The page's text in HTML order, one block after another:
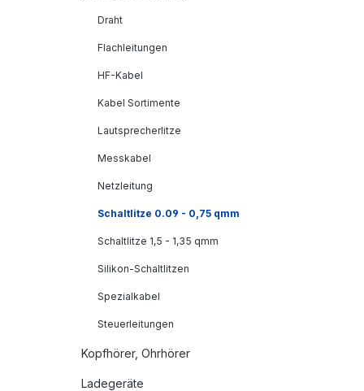
Draht
Flachleitungen
HF-Kabel
Kabel Sortimente
Lautsprecherlitze
Messkabel
Netzleitung
Schaltlitze 0.09 - 0,75 qmm
Schaltlitze 1,5 - 1,35 qmm
Silikon-Schaltlitzen
Spezialkabel
Steuerleitungen
Kopfhörer, Ohrhörer
Ladegeräte